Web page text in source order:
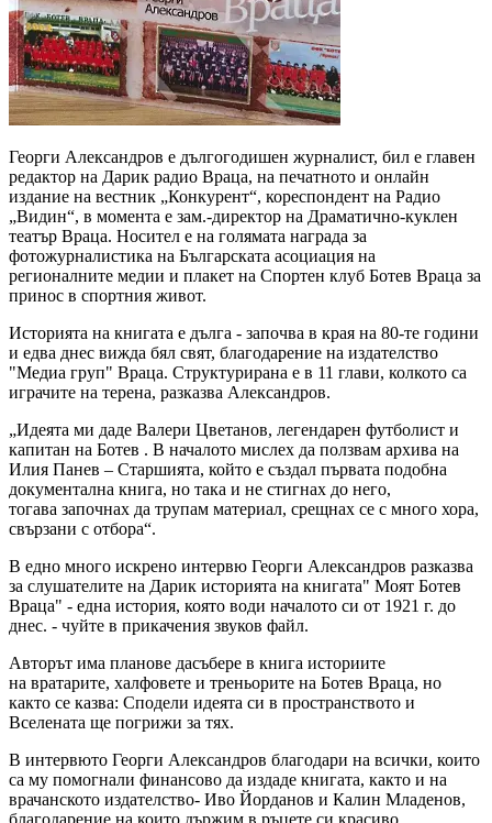
Георги Александров е дългогодишен журналист, бил е главен
редактор на Дарик радио Враца, на печатното и онлайн
издание на вестник „Конкурент“, кореспондент на Радио
„Видин“, в момента е зам.-директор на Драматично-куклен
театър Враца. Носител е на голямата награда за
фотожурналистика на Българската асоциация на
регионалните медии и плакет на Спортен клуб Ботев Враца за
принос в спортния живот.
Историята на книгата е дълга - започва в края на 80-те години
и едва днес вижда бял свят, благодарение на издателство
"Медиа груп" Враца. Структурирана е в 11 глави, колкото са
играчите на терена, разказва Александров.
„Идеята ми даде Валери Цветанов, легендарен футболист и
капитан на Ботев . В началото мислех да ползвам архива на
Илия Панев – Старшията, който е създал първата подобна
документална книга, но така и не стигнах до него,
тогава започнах да трупам материал, срещнах се с много хора,
свързани с отбора“.
В едно много искрено интервю Георги Александров разказва
за слушателите на Дарик историята на книгата" Моят Ботев
Враца" - една история, която води началото си от 1921 г. до
днес. - чуйте в прикачения звуков файл.
Авторът има планове дасъбере в книга историите
на вратарите, халфовете и треньорите на Ботев Враца, но
както се казва: Сподели идеята си в пространството и
Вселената ще погрижи за тях.
В интервюто Георги Александров благодари на всички, които
са му помогнали финансово да издаде книгата, както и на
врачанското издателство- Иво Йорданов и Калин Младенов,